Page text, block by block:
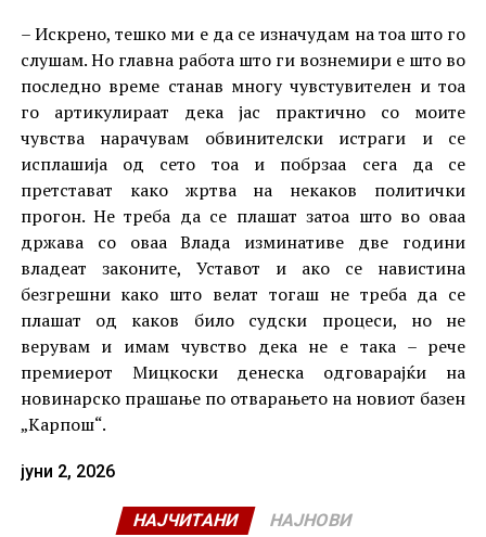
– Искрено, тешко ми е да се изначудам на тоа што го
слушам. Но главна работа што ги вознемири е што во
последно време станав многу чувстувителен и тоа
го артикулираат дека јас практично со моите
чувства нарачувам обвинителски истраги и се
исплашија од сето тоа и побрзаа сега да се
претстават како жртва на некаков политички
прогон. Не треба да се плашат затоа што во оваа
држава со оваа Влада изминативе две години
владеат законите, Уставот и ако се навистина
безгрешни како што велат тогаш не треба да се
плашат од каков било судски процеси, но не
верувам и имам чувство дека не е така – рече
премиерот Мицкоски денеска одговарајќи на
новинарско прашање по отварањето на новиот базен
„Карпош“.
јуни 2, 2026
НАЈЧИТАНИ НАЈНОВИ